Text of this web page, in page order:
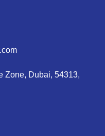
Zone, Dubai, 54313,